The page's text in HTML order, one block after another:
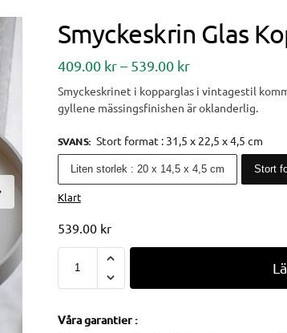
Smyckeskrin Glas
409.00 kr– 539.00 kr
Smyckeskrinet i kopparglas i vintagestil
gyllene mässingsfinishen är oklanderlig.
SVANS: Stort format : 31,5 x 22,5 x 4,5 cm
Liten storlek : 20 x 14,5 x 4,5 cm Stort
Klart
539.00 kr
Våra garantier :